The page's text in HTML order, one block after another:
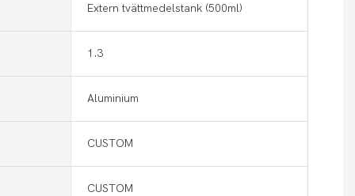
Extern tvättmedelstank (500ml)
1.3
Aluminium
CUSTOM
CUSTOM